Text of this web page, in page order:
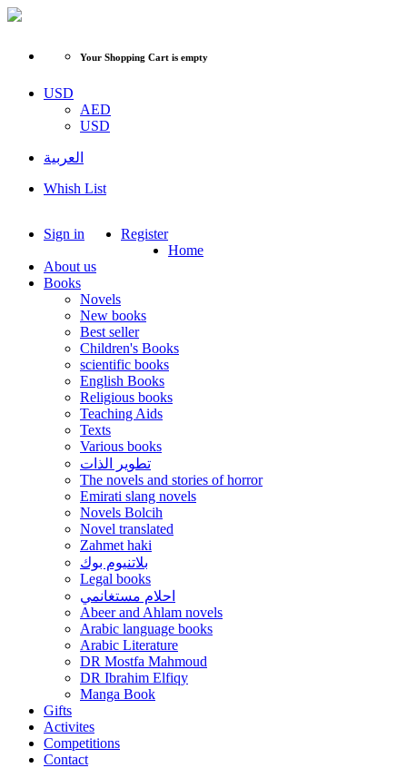
Your Shopping Cart is empty
USD
AED
USD
العربية
Whish List
Sign in
Register
Home
About us
Books
Novels
New books
Best seller
Children's Books
scientific books
English Books
Religious books
Teaching Aids
Texts
Various books
تطوير الذات
The novels and stories of horror
Emirati slang novels
Novels Bolcih
Novel translated
Zahmet haki
بلاتنيوم بوك
Legal books
احلام مستغانمي
Abeer and Ahlam novels
Arabic language books
Arabic Literature
DR Mostfa Mahmoud
DR Ibrahim Elfiqy
Manga Book
Gifts
Activites
Competitions
Contact